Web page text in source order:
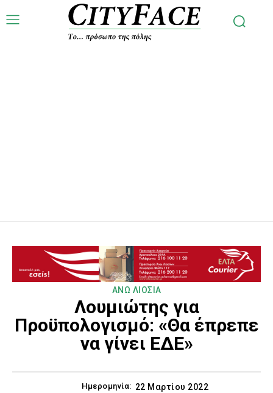
ΑΝΩ ΛΙΟΣΙΑ
Λουμιώτης για
Προϋπολογισμό: «Θα έπρεπε
να γίνει ΕΔΕ»
Ημερομηνία: 22 Μαρτίου 2022